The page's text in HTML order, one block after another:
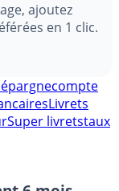
face aux
ajoutez
en 1 clic.
compte
Livrets